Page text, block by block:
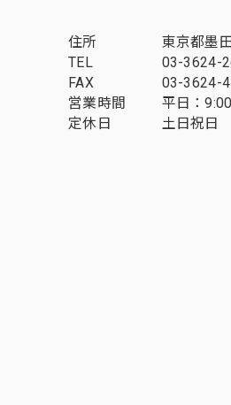
住所
東京都墨
TEL
03-3624-
FAX
03-3624-
営業時間
平日：
定休日
土日祝日